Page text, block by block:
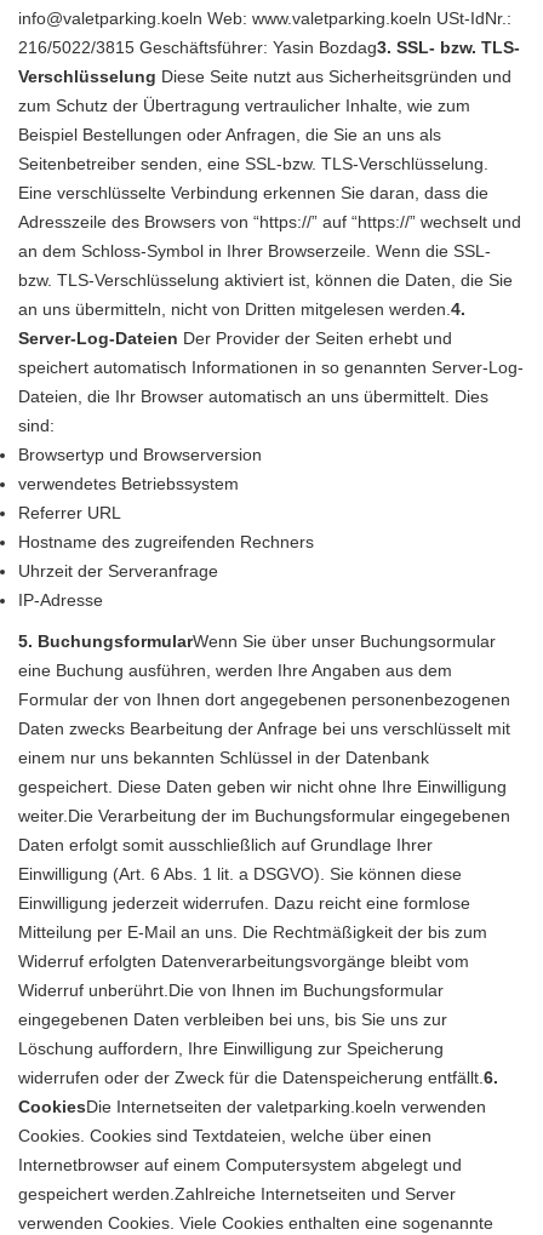
info@valetparking.koeln Web: www.valetparking.koeln USt-IdNr.:
216/5022/3815 Geschäftsführer: Yasin Bozdag3. SSL- bzw. TLS-
Verschlüsselung Diese Seite nutzt aus Sicherheitsgründen und
zum Schutz der Übertragung vertraulicher Inhalte, wie zum
Beispiel Bestellungen oder Anfragen, die Sie an uns als
Seitenbetreiber senden, eine SSL-bzw. TLS-Verschlüsselung.
Eine verschlüsselte Verbindung erkennen Sie daran, dass die
Adresszeile des Browsers von “https://” auf “https://” wechselt und
an dem Schloss-Symbol in Ihrer Browserzeile. Wenn die SSL-
bzw. TLS-Verschlüsselung aktiviert ist, können die Daten, die Sie
an uns übermitteln, nicht von Dritten mitgelesen werden.4.
Server-Log-Dateien Der Provider der Seiten erhebt und
speichert automatisch Informationen in so genannten Server-Log-
Dateien, die Ihr Browser automatisch an uns übermittelt. Dies
sind:
Browsertyp und Browserversion
verwendetes Betriebssystem
Referrer URL
Hostname des zugreifenden Rechners
Uhrzeit der Serveranfrage
IP-Adresse
5. BuchungsformularWenn Sie über unser Buchungsormular
eine Buchung ausführen, werden Ihre Angaben aus dem
Formular der von Ihnen dort angegebenen personenbezogenen
Daten zwecks Bearbeitung der Anfrage bei uns verschlüsselt mit
einem nur uns bekannten Schlüssel in der Datenbank
gespeichert. Diese Daten geben wir nicht ohne Ihre Einwilligung
weiter.Die Verarbeitung der im Buchungsformular eingegebenen
Daten erfolgt somit ausschließlich auf Grundlage Ihrer
Einwilligung (Art. 6 Abs. 1 lit. a DSGVO). Sie können diese
Einwilligung jederzeit widerrufen. Dazu reicht eine formlose
Mitteilung per E-Mail an uns. Die Rechtmäßigkeit der bis zum
Widerruf erfolgten Datenverarbeitungsvorgänge bleibt vom
Widerruf unberührt.Die von Ihnen im Buchungsformular
eingegebenen Daten verbleiben bei uns, bis Sie uns zur
Löschung auffordern, Ihre Einwilligung zur Speicherung
widerrufen oder der Zweck für die Datenspeicherung entfällt.6.
CookiesDie Internetseiten der valetparking.koeln verwenden
Cookies. Cookies sind Textdateien, welche über einen
Internetbrowser auf einem Computersystem abgelegt und
gespeichert werden.Zahlreiche Internetseiten und Server
verwenden Cookies. Viele Cookies enthalten eine sogenannte